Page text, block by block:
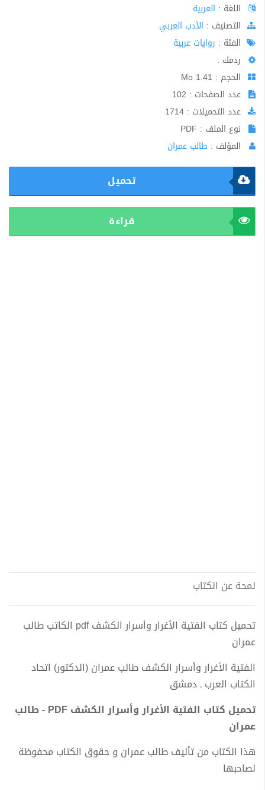
اللغة : العربية
اﻟﺘﺼﻨﻴﻒ : الأدب العربي
الفئة : روايات عربية
ردمك :
الحجم : 1.41 Mo
عدد الصفحات : 102
عدد التحميلات : 1714
نوع الملف : PDF
المؤلف : طالب عمران
تحميل
قراءة
لمحة عن الكتاب
تحميل كتاب الفتية الأغرار وأسرار الكشف pdf الكاتب طالب
عمران
الفتية الأغرار وأسرار الكشف طالب عمران (الدكتور) اتحاد
الكتاب العرب ـ دمشق
تحميل كتاب الفتية الأغرار وأسرار الكشف PDF - طالب
عمران
هذا الكتاب من تأليف طالب عمران و حقوق الكتاب محفوظة
لصاحبها